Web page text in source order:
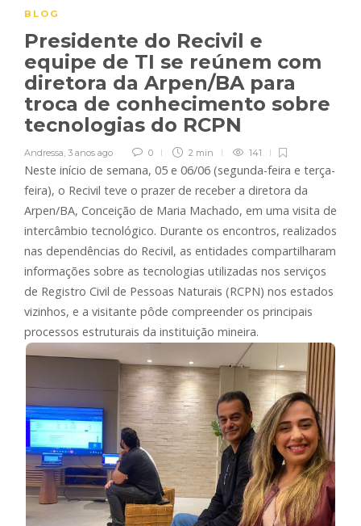
BLOG
Presidente do Recivil e
equipe de TI se reúnem com
diretora da Arpen/BA para
troca de conhecimento sobre
tecnologias do RCPN
Andressa, 3 anos ago 0 2 min 141
Neste início de semana, 05 e 06/06 (segunda-feira e terça-
feira), o Recivil teve o prazer de receber a diretora da
Arpen/BA, Conceição de Maria Machado, em uma visita de
intercâmbio tecnológico. Durante os encontros, realizados
nas dependências do Recivil, as entidades compartilharam
informações sobre as tecnologias utilizadas nos serviços
de Registro Civil de Pessoas Naturais (RCPN) nos estados
vizinhos, e a visitante pôde compreender os principais
processos estruturais da instituição mineira.